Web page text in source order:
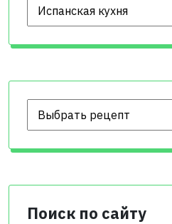
Поиск по сайту